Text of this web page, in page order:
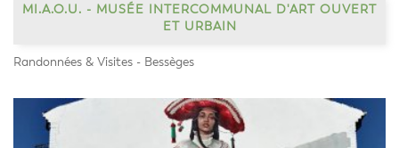
MI.A.O.U. - MUSÉE INTERCOMMUNAL D'ART OUVERT
ET URBAIN
Randonnées & Visites - Bessèges